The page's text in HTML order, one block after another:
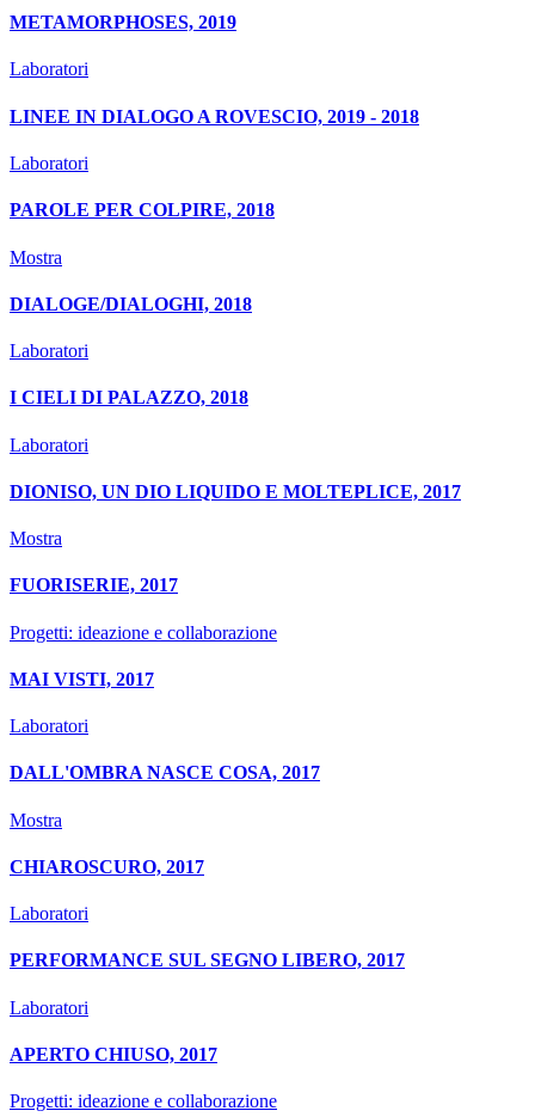
METAMORPHOSES, 2019
Laboratori
LINEE IN DIALOGO A ROVESCIO, 2019 - 2018
Laboratori
PAROLE PER COLPIRE, 2018
Mostra
DIALOGE/DIALOGHI, 2018
Laboratori
I CIELI DI PALAZZO, 2018
Laboratori
DIONISO, UN DIO LIQUIDO E MOLTEPLICE, 2017
Mostra
FUORISERIE, 2017
Progetti: ideazione e collaborazione
MAI VISTI, 2017
Laboratori
DALL'OMBRA NASCE COSA, 2017
Mostra
CHIAROSCURO, 2017
Laboratori
PERFORMANCE SUL SEGNO LIBERO, 2017
Laboratori
APERTO CHIUSO, 2017
Progetti: ideazione e collaborazione